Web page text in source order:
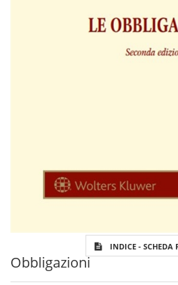
INDICE - SCHEDA
Obbligazioni